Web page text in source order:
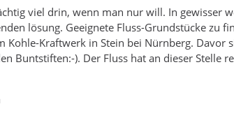
viel drin, wenn man nur will. In gewisser
lösung. Geeignete Fluss-Grundstücke zu
Kohle-Kraftwerk in Stein bei Nürnberg. Davor
Buntstiften:-). Der Fluss hat an dieser Stelle